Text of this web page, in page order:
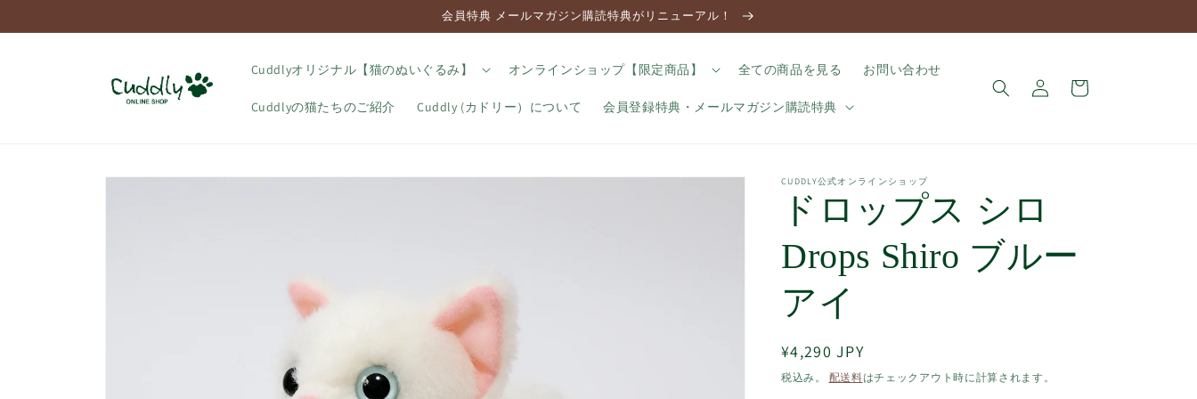
進む
会員特典 メールマガジン購読特典がリニューアル！
Cuddlyオリジナル【猫のぬいぐるみ】 オンラインショップ【限定商品】 全ての商品を見る お問い合わせ
Cuddlyの猫たちのご紹介 Cuddly (カドリー）について 会員登録特典・メールマガジン購読特典
グ
イ
ー
商品情
CUDDLY公式オンラインショップ
ドロップス シロ
Drops Shiro ブルー
アイ
通
常
¥4,290 JPY
税込み。 配送料はチェックアウト時に計算されます。